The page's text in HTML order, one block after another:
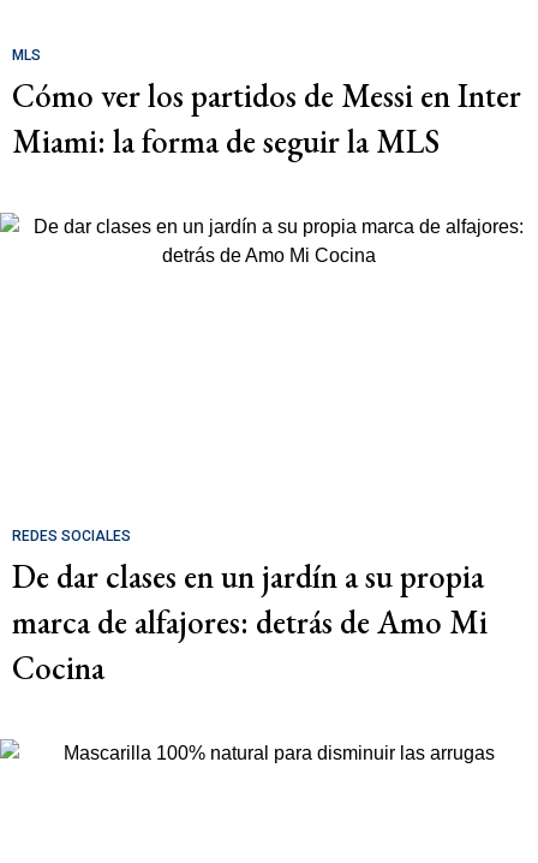
MLS
Cómo ver los partidos de Messi en Inter
Miami: la forma de seguir la MLS
REDES SOCIALES
De dar clases en un jardín a su propia
marca de alfajores: detrás de Amo Mi
Cocina